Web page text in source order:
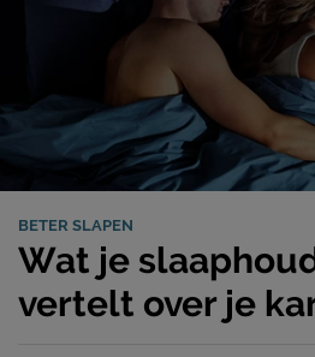
BETER SLAPEN
Wat je
vertelt over je